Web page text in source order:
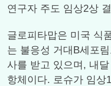
연구자 주도 임상2상
글로피타맙은 미국 식
는 불응성 거대B세포
사를 받고 있으며, 내
항체이다. 로슈가 임상